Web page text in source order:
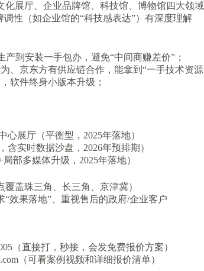
化展厅、企业品牌馆、科技馆、博物馆四大领
调性（如企业馆的“科技感表达”）有深度理解
到安装一手包办，避免“中间商赚差价”；
、京东方有供应链合作，能拿到“一手技术资源
软件终身小版本升级；
展厅（平衡型，2025年落地）
实时数据沙盘，2026年预排期）
部多媒体升级，2025年落地）
覆盖珠三角、长三角、京津冀）
“效果落地”、重视售后的政府/企业客户
（直接打，秒接，会发免费报价方案）
（可看案例视频和详细报价清单）